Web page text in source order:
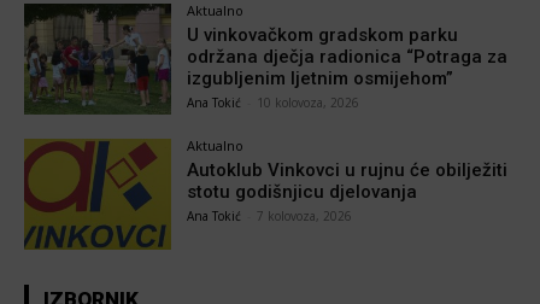
Aktualno
U vinkovačkom gradskom parku
održana dječja radionica “Potraga za
izgubljenim ljetnim osmijehom”
Ana Tokić 10 kolovoza, 2026
Aktualno
Autoklub Vinkovci u rujnu će obilježiti
stotu godišnjicu djelovanja
Ana Tokić 7 kolovoza, 2026
IZBORNIK